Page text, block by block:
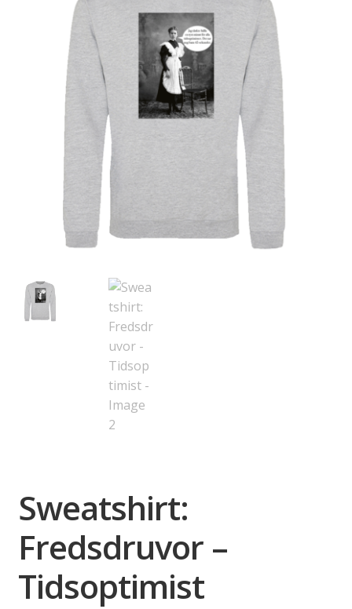
Sweatshirt:
Fredsdruvor –
Tidsoptimist